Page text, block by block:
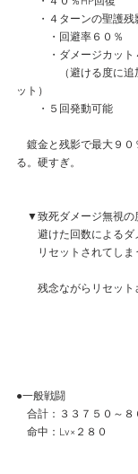
・４ターンの聖護残
・回避率６０％
・ダメージカット
（避ける度に追加
ット）
・５回発動可能
鍍金と残影で最大９０
る。硬すぎ。
▼致死ダメージ無視の
避けた回数によるダ
リセットされてしま
残念ながらリセット
●一般戦闘
合計：３３７５０～８
命中：Lv×２８０